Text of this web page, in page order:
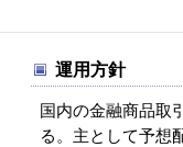
運用方針
国内の金融商品取
る。主として予想